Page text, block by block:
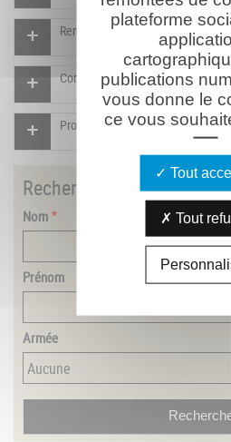
Rendre un hommage pour ce
Compléter la fiche pour ce
Proposer un document pour ce
Rechercher un combattant
Nom
Prénom
Armée
plateforme
publications
vous donne le
ce vous
Tout
Tout